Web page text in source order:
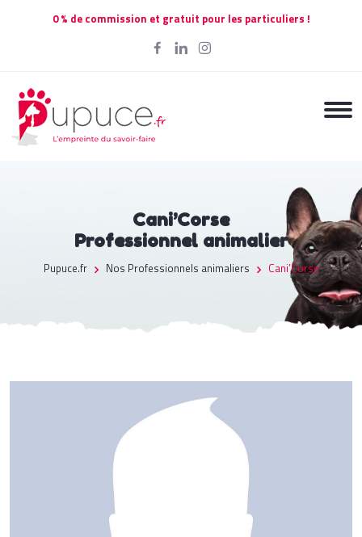
0 % de commission et gratuit pour les particuliers !
Cani’Corse
Professionnel animalier
Pupuce.fr Nos Professionnels animaliers Cani’Corse